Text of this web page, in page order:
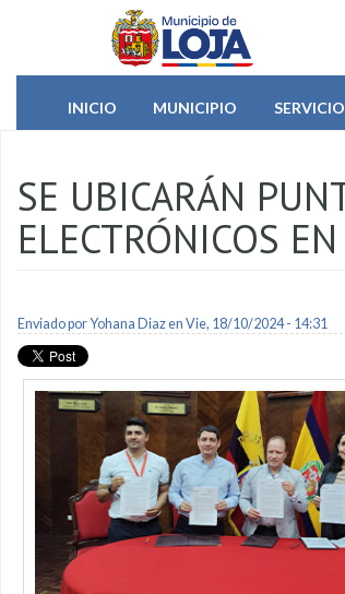
Pasar al contenido principal
INICIO
MUNICIPIO
SE UBICARÁN
ELECTRÓNICOS
Enviado porYohana Diazen Vie, 18/10/2024 - 14:31